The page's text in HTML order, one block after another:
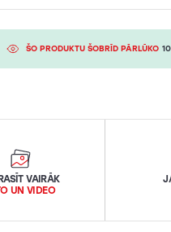
ŠO PRODUKTU ŠOBRĪD PĀRLŪKO
VAIRĀK
UN VIDEO